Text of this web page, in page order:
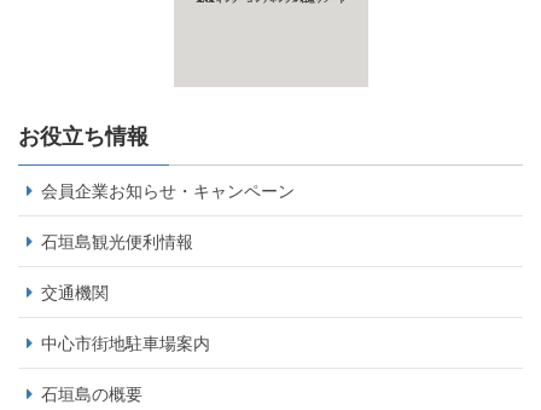
お役立ち情報
会員企業お知らせ・キャンペーン
石垣島観光便利情報
交通機関
中心市街地駐車場案内
石垣島の概要